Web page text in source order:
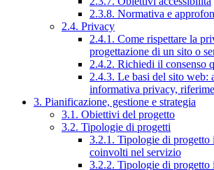
2.3.8. Normativa e
2.4. Privacy
2.4.1. Come rispettare la
progettazione di un sito o
2.4.2. Richiedi il consenso
2.4.3. Le basi del sito web:
informativa privacy,
3. Pianificazione, gestione e strategia
3.1. Obiettivi del progetto
3.2. Tipologie di progetti
3.2.1. Tipologie di progetto
coinvolti nel servizio
3.2.2. Tipologie di progetto